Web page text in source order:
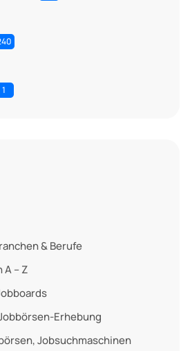
1
& Berufe
– Z
Erhebung
Jobsuchmaschinen